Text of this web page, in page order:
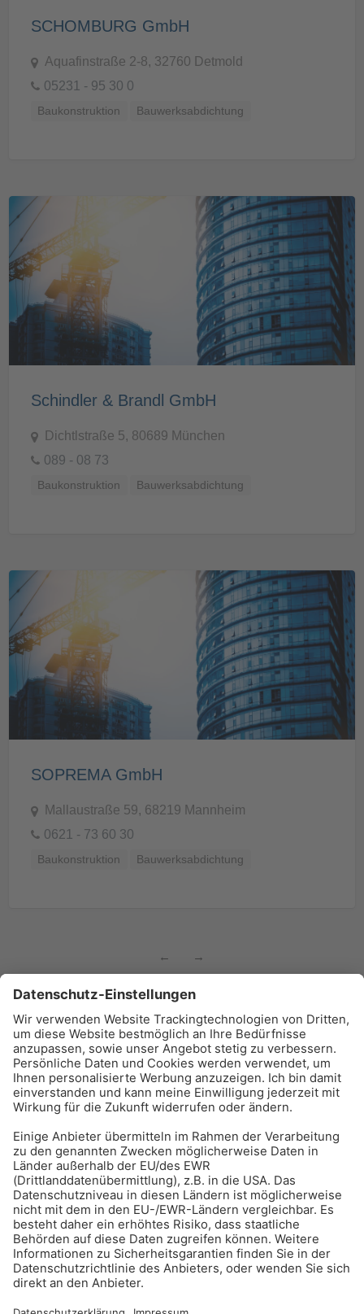
SCHOMBURG GmbH
Aquafinstraße 2-8, 32760 Detmold
05231 - 95 30 0
Baukonstruktion Bauwerksabdichtung
Schindler & Brandl GmbH
Dichtlstraße 5, 80689 München
089 - 08 73
Baukonstruktion Bauwerksabdichtung
SOPREMA GmbH
Mallaustraße 59, 68219 Mannheim
0621 - 73 60 30
Baukonstruktion Bauwerksabdichtung
← →
BAU-Index Newsletter
Erhalten Sie regelmäßig Benachrichtigungen zu den
Zur Anmeldung
Meistgelesen:Bauwerksabdichtung